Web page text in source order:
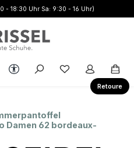
- 18:30 Uhr Sa: 9:30 - 16 Uhr)
Retoure
Werkzeugleiste anzeigen
Du hast 0
Damen 62 bordeaux-